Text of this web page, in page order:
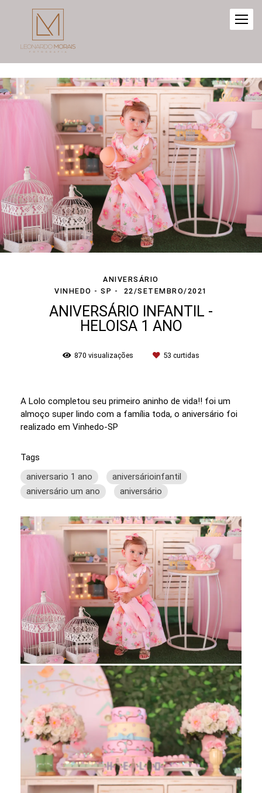
ANIVERSÁRIO
VINHEDO - SP
22/SETEMBRO/2021
ANIVERSÁRIO INFANTIL -
HELOISA 1 ANO
870 visualizações 53 curtidas
A Lolo completou seu primeiro aninho de vida!! foi um
almoço super lindo com a família toda, o aniversário foi
realizado em Vinhedo-SP
Tags
aniversario 1 ano
aniversárioinfantil
aniversário um ano
aniversário